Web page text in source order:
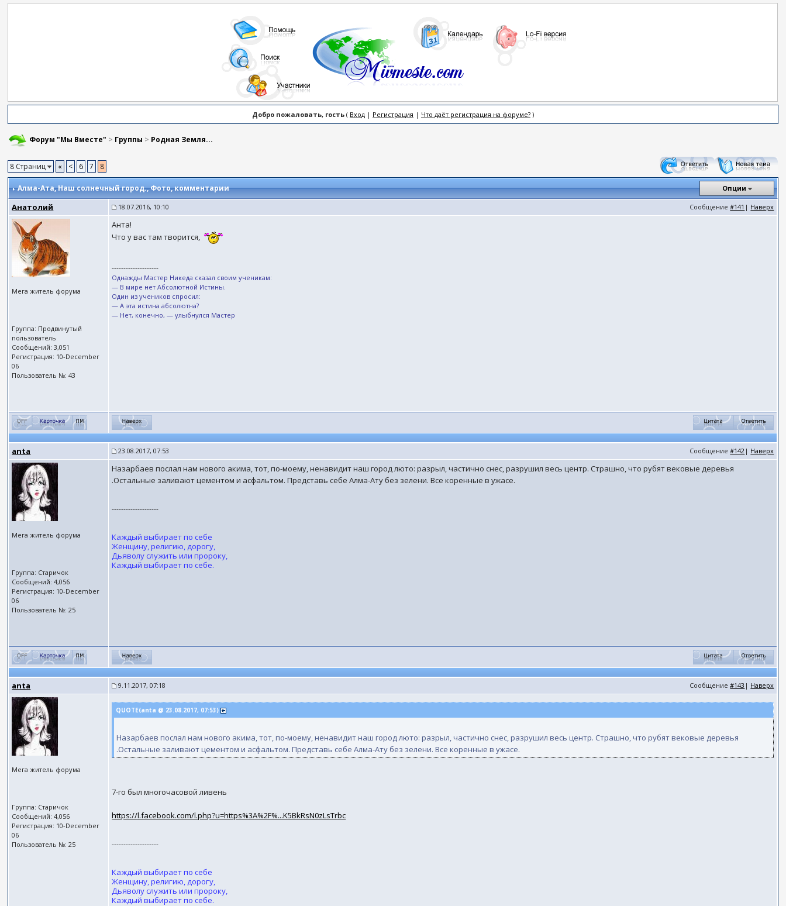
Добро пожаловать, гость( Вход| Регистрация | Что даёт регистрация на форуме?)
Форум "Мы Вместе" > Группы > Родная Земля...
8 Страниц « < 6 7 8
Алма-Ата, Наш солнечный город., Фото, комментарии Опции
Анатолий 18.07.2016, 10:10 Сообщение#141 | Наверх
Мега житель форума
Группа: Продвинутый
пользователь
Сообщений: 3,051
Регистрация: 10-December
06
Пользователь №: 43
Анта!
Что у вас там творится,
--------------------
Однажды Мастер Никеда сказал своим ученикам:
— В мире нет Абсолютной Истины.
Один из учеников спросил:
— А эта истина абсолютна?
— Нет, конечно, — улыбнулся Мастер
anta 23.08.2017, 07:53 Сообщение#142 | Наверх
Мега житель форума
Группа: Старичок
Сообщений: 4,056
Регистрация: 10-December
06
Пользователь №: 25
Назарбаев послал нам нового акима, тот, по-моему, ненавидит наш город люто: разрыл, частично снес, разрушил весь центр. Страшно, что рубят вековые деревья
.Остальные заливают цементом и асфальтом. Представь себе Алма-Ату без зелени. Все коренные в ужасе.
--------------------
Каждый выбирает по себе
Женщину, религию, дорогу,
Дьяволу служить или пророку,
Каждый выбирает по себе.
anta 9.11.2017, 07:18 Сообщение#143 | Наверх
Мега житель форума
Группа: Старичок
Сообщений: 4,056
Регистрация: 10-December
06
Пользователь №: 25
QUOTE(anta @ 23.08.2017, 07:53)
Назарбаев послал нам нового акима, тот, по-моему, ненавидит наш город люто: разрыл, частично снес, разрушил весь центр. Страшно, что рубят вековые деревья
.Остальные заливают цементом и асфальтом. Представь себе Алма-Ату без зелени. Все коренные в ужасе.
7-го был многочасовой ливень
https://l.facebook.com/l.php?u=https%3A%2F%...K5BkRsN0zLsTrbc
--------------------
Каждый выбирает по себе
Женщину, религию, дорогу,
Дьяволу служить или пророку,
Каждый выбирает по себе.